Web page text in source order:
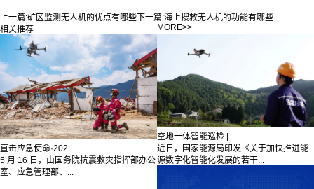
上一篇:矿区监测无人机的优点有哪些 下一篇:海上搜救无人机的功能有哪些
相关推荐
MORE>>
直击应急使命·202...
5 月 16 日，由国务院抗震救灾指挥部办公
室、应急管理部、...
空地一体智能巡检 |...
近日，国家能源局印发《关于加快推进能
源数字化智能化发展的若干...